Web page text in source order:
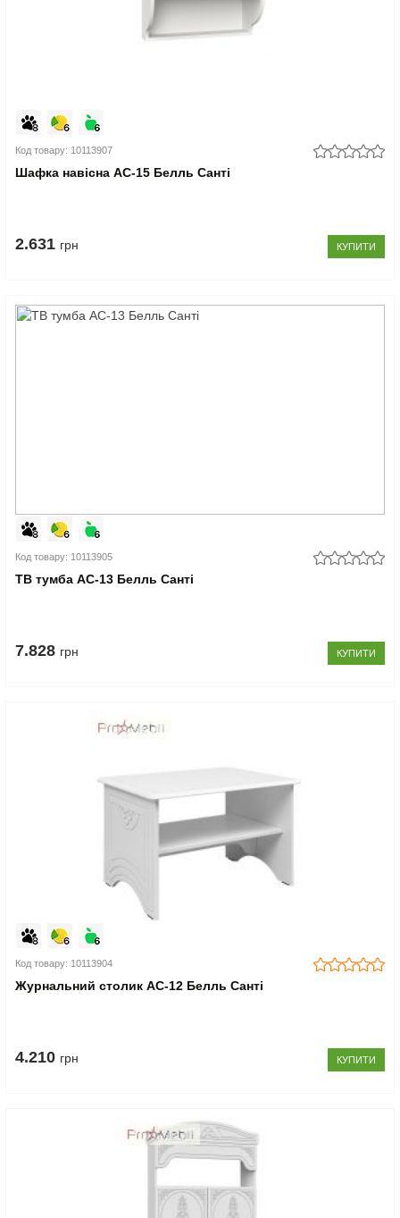
Код товару: 10113907
Шафка навісна АС-15 Белль Санті
2.631 грн КУПИТИ
Код товару: 10113905
ТВ тумба АС-13 Белль Санті
7.828 грн КУПИТИ
Код товару: 10113904
Журнальний столик АС-12 Белль Санті
4.210 грн КУПИТИ